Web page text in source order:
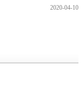
2020-04-10